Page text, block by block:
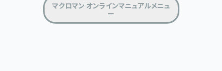
マクロマン オンラインマニュアルメニュ
ー